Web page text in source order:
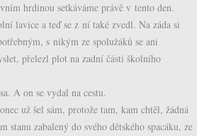
hrdinou setkáváme právě v tento den.
lavice a teď se z ní také zvedl. Na záda si
s nikým ze spolužáků se ani
přelezl plot na zadní části školního
A on se vydal na cestu.
už šel sám, protože tam, kam chtěl, žádná
stanu zabalený do svého dětského spacáku, ze